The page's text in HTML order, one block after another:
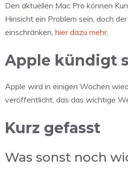
Den aktuellen Mac Pro können
Hinsicht ein Problem sein, doch
einschränken, hier dazu mehr.
Apple kündigt
Apple wird in einigen Wochen
veröffentlicht, das das wichtige
Kurz gefasst
Was sonst noch